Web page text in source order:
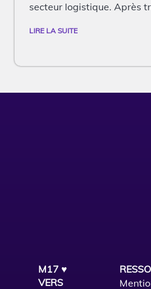
secteur logistique. Après
LIRE LA SUITE
M17 ♥
VERS